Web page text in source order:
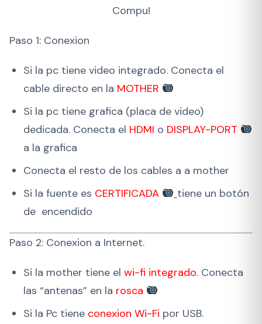
Compu!
Paso 1: Conexion
Si la pc tiene video integrado. Conecta el
cable directo en la MOTHER
Si la pc tiene grafica (placa de video)
dedicada. Conecta el HDMI o DISPLAY-PORT
a la grafica
Conecta el resto de los cables a a mother
Si la fuente es CERTIFICADA
tiene un botón
de encendido
Paso 2: Conexion a Internet.
Si la mother tiene el wi-fi integrado. Conecta
las “antenas” en la rosca
Si la Pc tiene conexion Wi-Fi por USB.